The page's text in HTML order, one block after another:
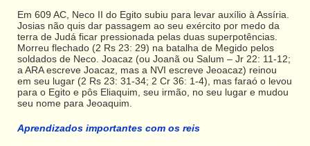
Em 609 AC, Neco II do Egito subiu para levar auxílio à Assíria.
Josias não quis dar passagem ao seu exército por medo da
terra de Judá ficar pressionada pelas duas superpotências.
Morreu flechado (2 Rs 23: 29) na batalha de Megido pelos
soldados de Neco. Joacaz (ou Joanã ou Salum – Jr 22: 11-12;
a ARA escreve Joacaz, mas a NVI escreve Jeoacaz) reinou
em seu lugar (2 Rs 23: 31-34; 2 Cr 36: 1-4), mas faraó o levou
para o Egito e pôs Eliaquim, seu irmão, no seu lugar e mudou
seu nome para Jeoaquim.
Aprendizados importantes com os reis